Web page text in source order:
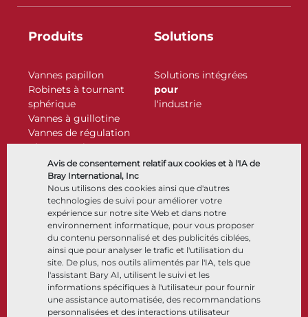
Avis de consentement relatif aux cookies et à l'IA de
Bray International, Inc
Nous utilisons des cookies ainsi que d'autres
technologies de suivi pour améliorer votre
expérience sur notre site Web et dans notre
environnement informatique, pour vous proposer
du contenu personnalisé et des publicités ciblées,
ainsi que pour analyser le trafic et l'utilisation du
site. De plus, nos outils alimentés par l'IA, tels que
l'assistant Bary AI, utilisent le suivi et les
informations spécifiques à l'utilisateur pour fournir
une assistance automatisée, des recommandations
personnalisées et des interactions utilisateur
Produits
Vannes papillon
Robinets à tournant
sphérique
Vannes à guillotine
Vannes de régulation
Clapets antiretour
Actionneurs
Accessoires de contrôle
Cryogénique
Solutions
Solutions intégrées
pour
l'industrie
Entreprise
À propos
Sites
Partenariats
Développement durable
Portail clients
Ressources
Documents
Centre de connaissance
Logiciels
Sélection de matériaux